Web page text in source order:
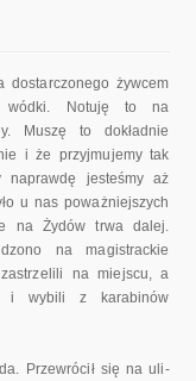
dostarczonego żywcem
wódki. Notuję to na
Muszę to dokładnie
i że przyjmujemy tak
naprawdę jesteśmy aż
u nas poważniejszych
na Żydów trwa dalej.
na magistrackie
na miejscu, a
i wybili z karabinów
Przewrócił się na uli­